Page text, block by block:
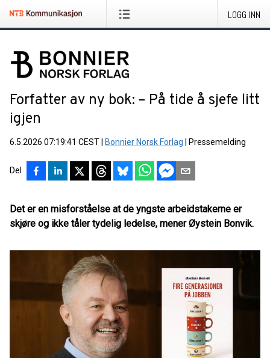
LOGG INN
Forfatter av ny bok: – På tide å sjefe litt
igjen
6.5.2026 07:19:41 CEST Bonnier Norsk Forlag Pressemelding
Del
Det er en misforståelse at de yngste arbeidstakerne er
skjøre og ikke tåler tydelig ledelse, mener Øystein Bonvik.